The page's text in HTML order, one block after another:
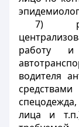
7)
работу
водителя
лица и